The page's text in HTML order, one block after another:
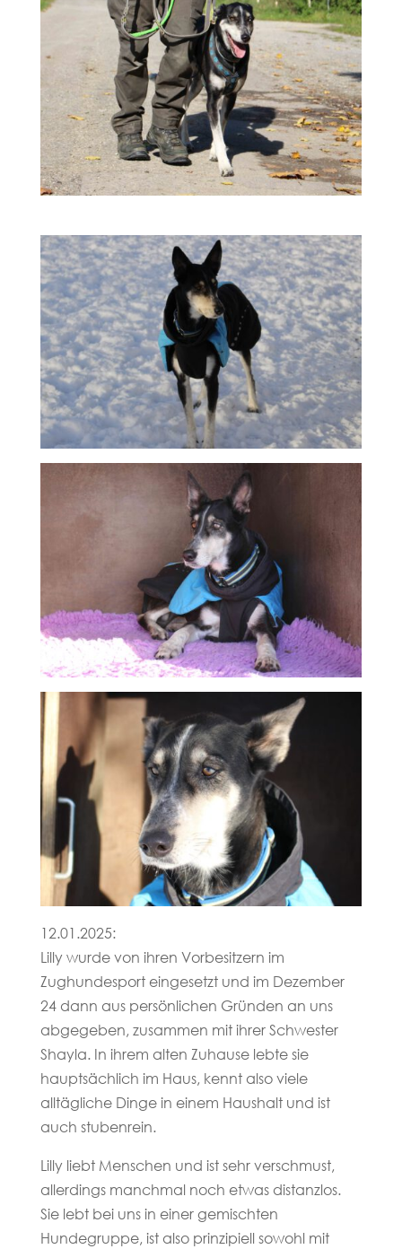
12.01.2025:
Lilly wurde von ihren Vorbesitzern im
Zughundesport eingesetzt und im Dezember
24 dann aus persönlichen Gründen an uns
abgegeben, zusammen mit ihrer Schwester
Shayla. In ihrem alten Zuhause lebte sie
hauptsächlich im Haus, kennt also viele
alltägliche Dinge in einem Haushalt und ist
auch stubenrein.
Lilly liebt Menschen und ist sehr verschmust,
allerdings manchmal noch etwas distanzlos.
Sie lebt bei uns in einer gemischten
Hundegruppe, ist also prinzipiell sowohl mit